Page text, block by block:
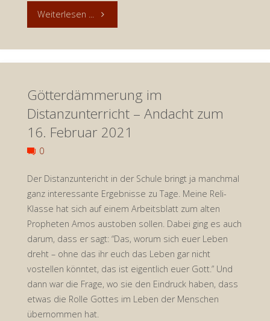
Weiterlesen ... "Alles
Frage
der
richtigen
zum
20.
Februar
2021"
Götterdämmerung im
Distanzunterricht – Andacht zum
16. Februar 2021
0
Der Distanzuntericht in der Schule bringt ja manchmal
ganz interessante Ergebnisse zu Tage. Meine Reli-
Klasse hat sich auf einem Arbeitsblatt zum alten
Propheten Amos austoben sollen. Dabei ging es auch
darum, dass er sagt: “Das, worum sich euer Leben
dreht – ohne das ihr euch das Leben gar nicht
vostellen könntet, das ist eigentlich euer Gott.” Und
dann war die Frage, wo sie den Eindruck haben, dass
etwas die Rolle Gottes im Leben der Menschen
übernommen hat.